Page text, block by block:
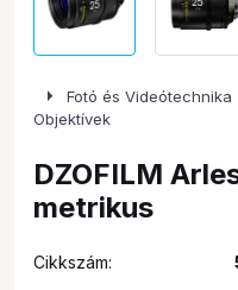
arrow_right Fotó és Videótechnika
Objektívek
DZOFILM
metrikus
Cikkszám: